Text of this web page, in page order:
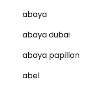
abaya
abaya dubai
abaya papillon
abel